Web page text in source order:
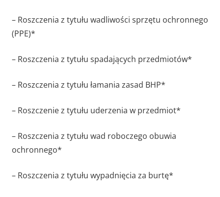
– Roszczenia z tytułu wadliwości sprzętu ochronnego
(PPE)*
– Roszczenia z tytułu spadających przedmiotów*
– Roszczenia z tytułu łamania zasad BHP*
– Roszczenie z tytułu uderzenia w przedmiot*
– Roszczenia z tytułu wad roboczego obuwia
ochronnego*
– Roszczenia z tytułu wypadnięcia za burtę*